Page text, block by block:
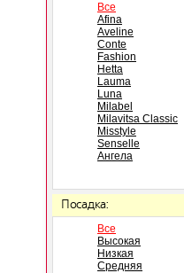
Все
Afina
Aveline
Conte
Fashion
Hetta
Lauma
Luna
Milabel
Milavitsa Classic
Misstyle
Senselle
Ангела
Посадка:
Все
Высокая
Низкая
Средняя